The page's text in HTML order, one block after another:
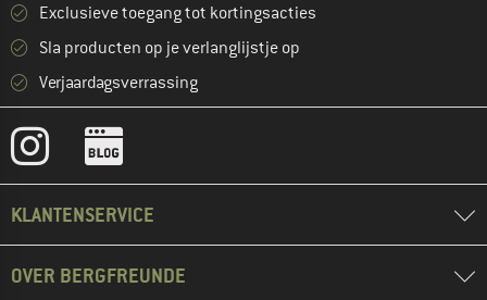
Exclusieve toegang tot kortingsacties
Sla producten op je verlanglijstje op
Verjaardagsverrassing
KLANTENSERVICE
OVER BERGFREUNDE